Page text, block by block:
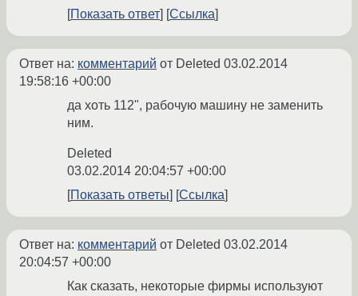
Показать ответ
Ссылка
Ответ на: комментарий от Deleted 03.02.2014
19:58:16 +00:00
да хоть 112", рабочую машину не заменить
ним.
Deleted
03.02.2014 20:04:57 +00:00
Показать ответы
Ссылка
Ответ на: комментарий от Deleted 03.02.2014
20:04:57 +00:00
Как сказать, некоторые фирмы используют